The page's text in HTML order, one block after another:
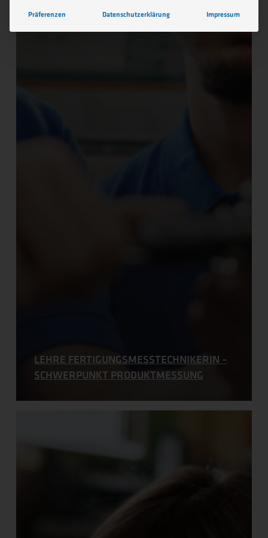
LEHRE FERTIGUNGS­MESSTECHNIKERIN –
SCHWERPUNKT PRODUKT­MESSUNG
Präferenzen Datenschutzerklärung Impressum